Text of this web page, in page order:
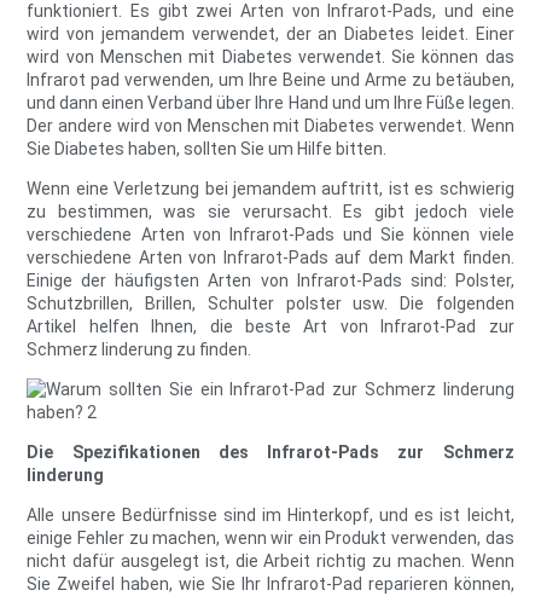
funktioniert. Es gibt zwei Arten von Infrarot-Pads, und eine
wird von jemandem verwendet, der an Diabetes leidet. Einer
wird von Menschen mit Diabetes verwendet. Sie können das
Infrarot pad verwenden, um Ihre Beine und Arme zu betäuben,
und dann einen Verband über Ihre Hand und um Ihre Füße legen.
Der andere wird von Menschen mit Diabetes verwendet. Wenn
Sie Diabetes haben, sollten Sie um Hilfe bitten.
Wenn eine Verletzung bei jemandem auftritt, ist es schwierig
zu bestimmen, was sie verursacht. Es gibt jedoch viele
verschiedene Arten von Infrarot-Pads und Sie können viele
verschiedene Arten von Infrarot-Pads auf dem Markt finden.
Einige der häufigsten Arten von Infrarot-Pads sind: Polster,
Schutzbrillen, Brillen, Schulter polster usw. Die folgenden
Artikel helfen Ihnen, die beste Art von Infrarot-Pad zur
Schmerz linderung zu finden.
Die Spezifikationen des Infrarot-Pads zur Schmerz
linderung
Alle unsere Bedürfnisse sind im Hinterkopf, und es ist leicht,
einige Fehler zu machen, wenn wir ein Produkt verwenden, das
nicht dafür ausgelegt ist, die Arbeit richtig zu machen. Wenn
Sie Zweifel haben, wie Sie Ihr Infrarot-Pad reparieren können,